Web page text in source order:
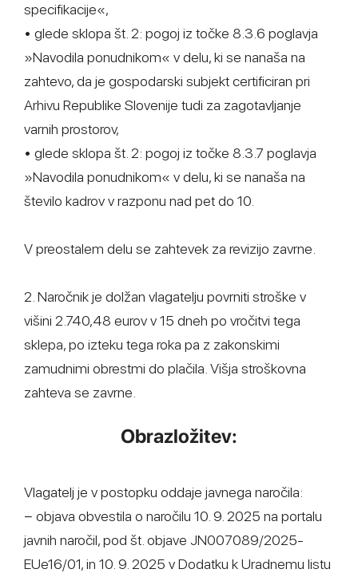
specifikacije«,
• glede sklopa št. 2: pogoj iz točke 8.3.6 poglavja
»Navodila ponudnikom« v delu, ki se nanaša na
zahtevo, da je gospodarski subjekt certificiran pri
Arhivu Republike Slovenije tudi za zagotavljanje
varnih prostorov,
• glede sklopa št. 2: pogoj iz točke 8.3.7 poglavja
»Navodila ponudnikom« v delu, ki se nanaša na
število kadrov v razponu nad pet do 10.
V preostalem delu se zahtevek za revizijo zavrne.
2. Naročnik je dolžan vlagatelju povrniti stroške v
višini 2.740,48 eurov v 15 dneh po vročitvi tega
sklepa, po izteku tega roka pa z zakonskimi
zamudnimi obrestmi do plačila. Višja stroškovna
zahteva se zavrne.
Obrazložitev:
Vlagatelj je v postopku oddaje javnega naročila:
− objava obvestila o naročilu 10. 9. 2025 na portalu
javnih naročil, pod št. objave JN007089/2025-
EUe16/01, in 10. 9. 2025 v Dodatku k Uradnemu listu